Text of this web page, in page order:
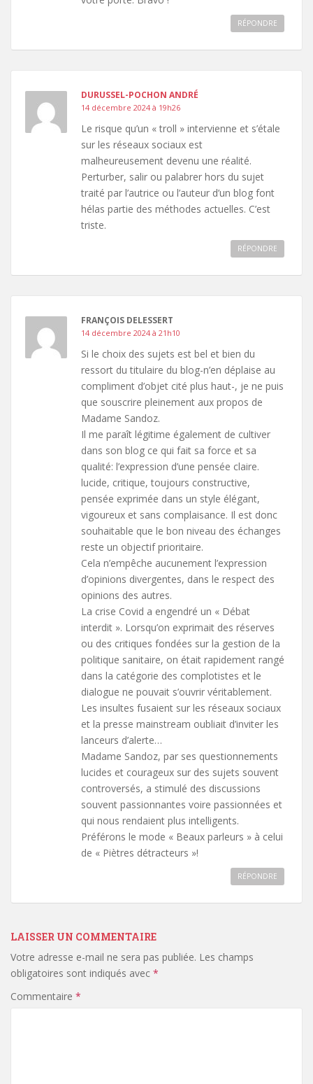
RÉPONDRE
DURUSSEL-POCHON ANDRÉ
14 décembre 2024 à 19h26
Le risque qu’un « troll » intervienne et s’étale
sur les réseaux sociaux est
malheureusement devenu une réalité.
Perturber, salir ou palabrer hors du sujet
traité par l’autrice ou l’auteur d’un blog font
hélas partie des méthodes actuelles. C’est
triste.
RÉPONDRE
FRANÇOIS DELESSERT
14 décembre 2024 à 21h10
Si le choix des sujets est bel et bien du
ressort du titulaire du blog-n’en déplaise au
compliment d’objet cité plus haut-, je ne puis
que souscrire pleinement aux propos de
Madame Sandoz.
Il me paraît légitime également de cultiver
dans son blog ce qui fait sa force et sa
qualité: l’expression d’une pensée claire.
lucide, critique, toujours constructive,
pensée exprimée dans un style élégant,
vigoureux et sans complaisance. Il est donc
souhaitable que le bon niveau des échanges
reste un objectif prioritaire.
Cela n’empêche aucunement l’expression
d’opinions divergentes, dans le respect des
opinions des autres.
La crise Covid a engendré un « Débat
interdit ». Lorsqu’on exprimait des réserves
ou des critiques fondées sur la gestion de la
politique sanitaire, on était rapidement rangé
dans la catégorie des complotistes et le
dialogue ne pouvait s’ouvrir véritablement.
Les insultes fusaient sur les réseaux sociaux
et la presse mainstream oubliait d’inviter les
lanceurs d’alerte…
Madame Sandoz, par ses questionnements
lucides et courageux sur des sujets souvent
controversés, a stimulé des discussions
souvent passionnantes voire passionnées et
qui nous rendaient plus intelligents.
Préférons le mode « Beaux parleurs » à celui
de « Piètres détracteurs »!
RÉPONDRE
LAISSER UN COMMENTAIRE
Votre adresse e-mail ne sera pas publiée. Les champs
obligatoires sont indiqués avec *
Commentaire *